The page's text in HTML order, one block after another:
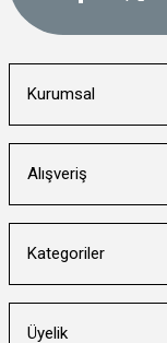
Kurumsal
Alışveriş
Kategoriler
Üyelik